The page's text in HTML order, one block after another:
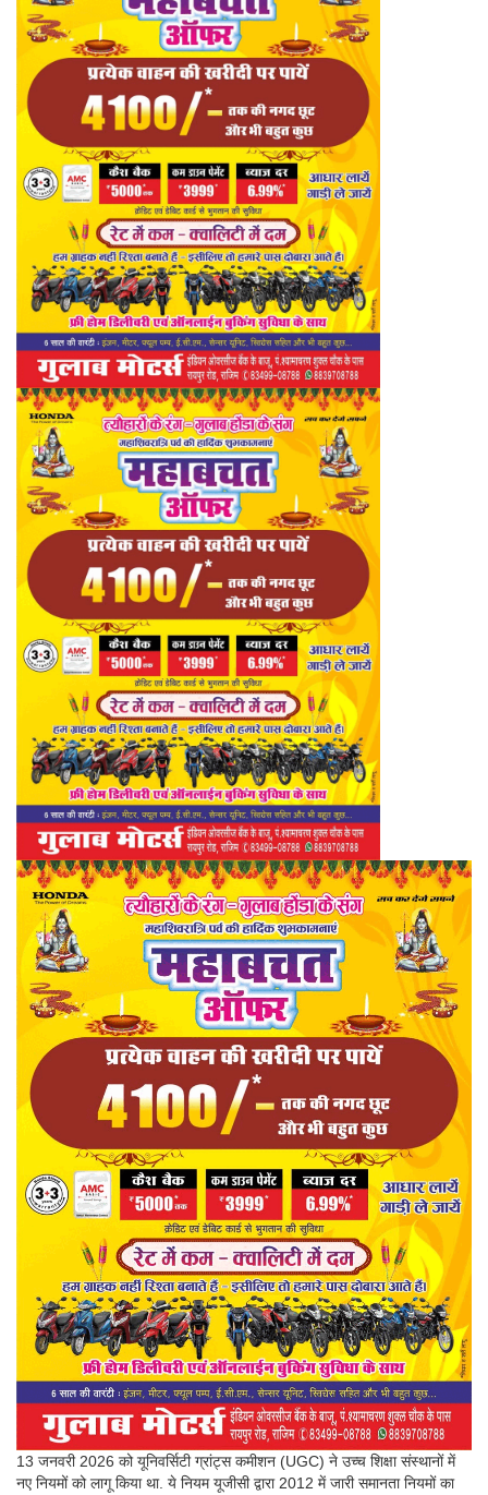
13 जनवरी 2026 को यूनिवर्सिटी ग्रांट्स कमीशन (UGC) ने उच्च शिक्षा संस्थानों में
नए नियमों को लागू किया था. ये नियम यूजीसी द्वारा 2012 में जारी समानता नियमों का